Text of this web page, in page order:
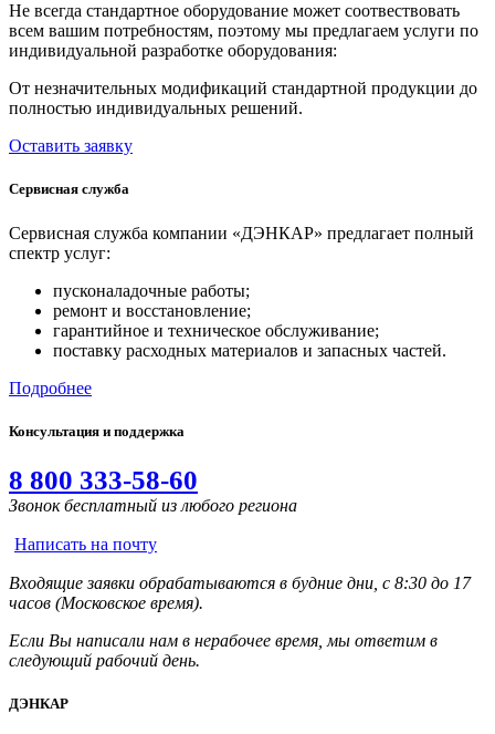
Не всегда стандартное оборудование может соотвествовать
всем вашим потребностям, поэтому мы предлагаем услуги по
индивидуальной разработке оборудования:
От незначительных модификаций стандартной продукции до
полностью индивидуальных решений.
Оставить заявку
Сервисная служба
Сервисная служба компании «ДЭНКАР» предлагает полный
спектр услуг:
пусконаладочные работы;
ремонт и восстановление;
гарантийное и техническое обслуживание;
поставку расходных материалов и запасных частей.
Подробнее
Консультация и поддержка
8 800 333-58-60
Звонок бесплатный из любого региона
Написать на почту
Входящие заявки обрабатываются в будние дни, с 8:30 до 17
часов (Московское время).
Если Вы написали нам в нерабочее время, мы ответим в
следующий рабочий день.
ДЭНКАР